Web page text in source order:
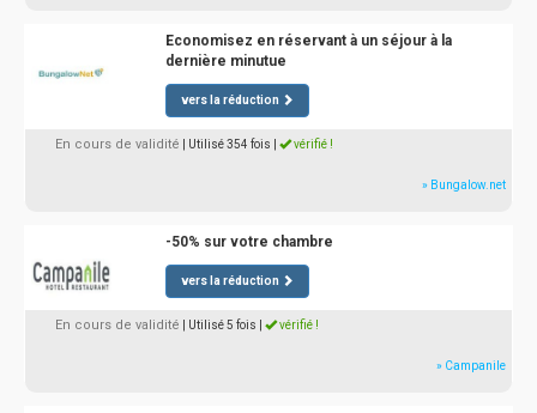
Economisez en réservant à un séjour à la
dernière minutue
vers la réduction
En cours de validité | Utilisé 354 fois vérifié !
» Bungalow.net
-50% sur votre chambre
vers la réduction
En cours de validité | Utilisé 5 fois vérifié !
» Campanile